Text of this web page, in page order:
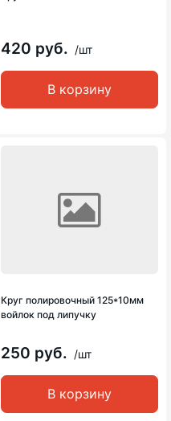
420 руб. /шт
В корзину
Круг полировочный 125*10мм
войлок под липучку
250 руб. /шт
В корзину